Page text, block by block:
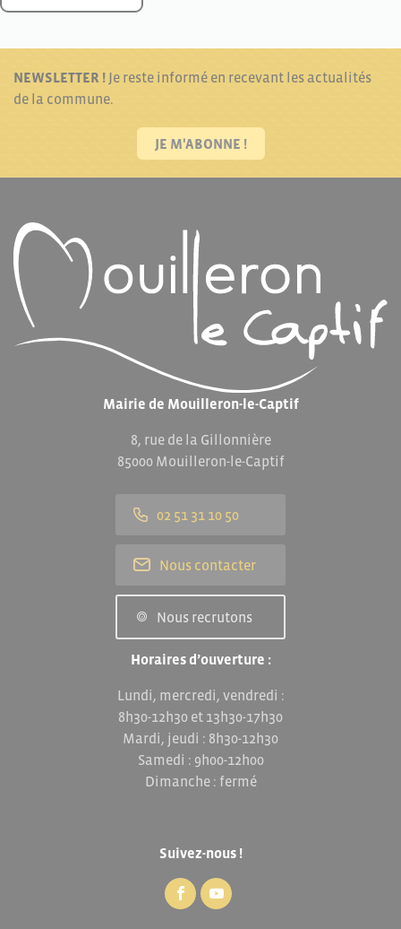
NEWSLETTER ! Je reste informé en recevant les actualités
de la commune.
JE M'ABONNE !
Mairie de Mouilleron-le-Captif
8, rue de la Gillonnière
85000 Mouilleron-le-Captif
02 51 31 10 50
Nous contacter
Nous recrutons
Horaires d’ouverture :
Lundi, mercredi, vendredi :
8h30-12h30 et 13h30-17h30
Mardi, jeudi : 8h30-12h30
Samedi : 9h00-12h00
Dimanche : fermé
Suivez-nous !